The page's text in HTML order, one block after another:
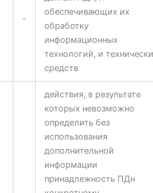
-
обеспечивающих их
обработку
информационных
технологий, и
средств
действия, в результате
которых невозможно
определить без
использования
дополнительной
информации
принадлежность ПДн